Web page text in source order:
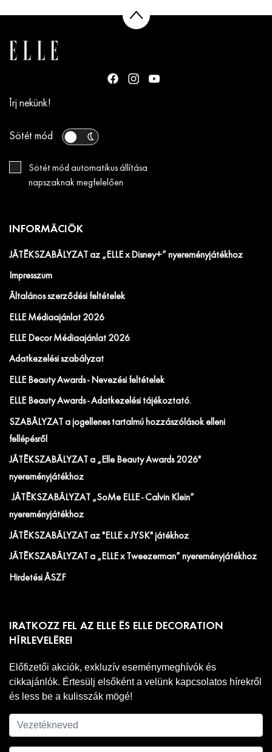
Írj nekünk!
Sötét mód
Sötét mód automatikus állítása
napszaknak megfelelően
INFORMÁCIÓK
JÁTÉKSZABÁLYZAT az „ELLE x Disney+” nyereményjátékhoz
Impresszum
Általános szerződési feltételek
ELLE Médiaajánlat 2026
ELLE Decor Médiaajánlat 2026
Adatkezelési szabályzat
ELLE Beauty Awards - Nevezési feltételek
ELLE Beauty Awards - Adatkezelési tájékoztató.
SZABÁLYZAT a jogellenes tartalmú hozzászólások elleni
fellépésről
JÁTÉKSZABÁLYZAT a „Elle Beauty Awards 2026"
nyereményjátékhoz
JÁTÉKSZABÁLYZAT „SoMe ELLE - Calvin Klein”
nyereményjátékhoz
JÁTÉKSZABÁLYZAT az "ELLE x JYSK" játékhoz
JÁTÉKSZABÁLYZAT a „ELLE x Tweezerman” nyereményjátékhoz
Hirdetési ÁSZF
IRATKOZZ FEL AZ ELLE ÉS ELLE DECORATION
HÍRLEVELÉRE!
Előfizetői akciók, exkluzív eseménymeghívók és
cikkajánlók. Értesülj elsőként a velünk kapcsolatos hírekről
és less be a kulisszák mögé!